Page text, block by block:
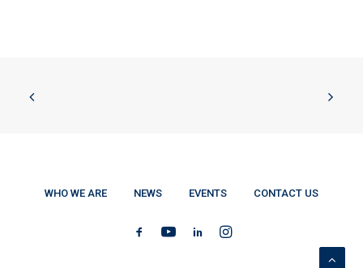
WHO WE ARE NEWS EVENTS CONTACT US